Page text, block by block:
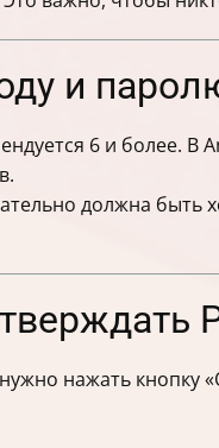
и
6 и более. В
должна быть
нажать кнопку